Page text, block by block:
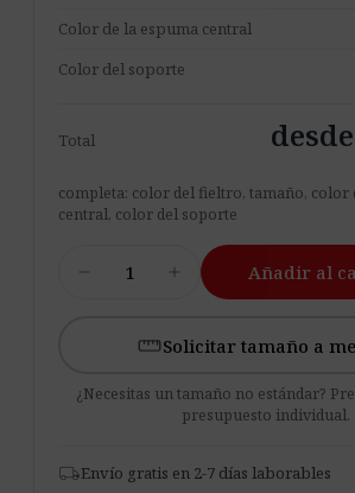
Color de la espuma central
Color del soporte
Total
completa: color del fieltro, tamaño, color
central, color del soporte
Acústico
Escritorio
D.1
add Añadir al
Solicitar tamaño a
¿Necesitas un tamaño no estándar?
presupuesto individual.
local_shippingEnvío gratis en 2-7 días laborables